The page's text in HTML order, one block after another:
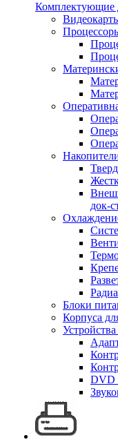
Комплектующие
док-
Блоки
Корпуса
DVD